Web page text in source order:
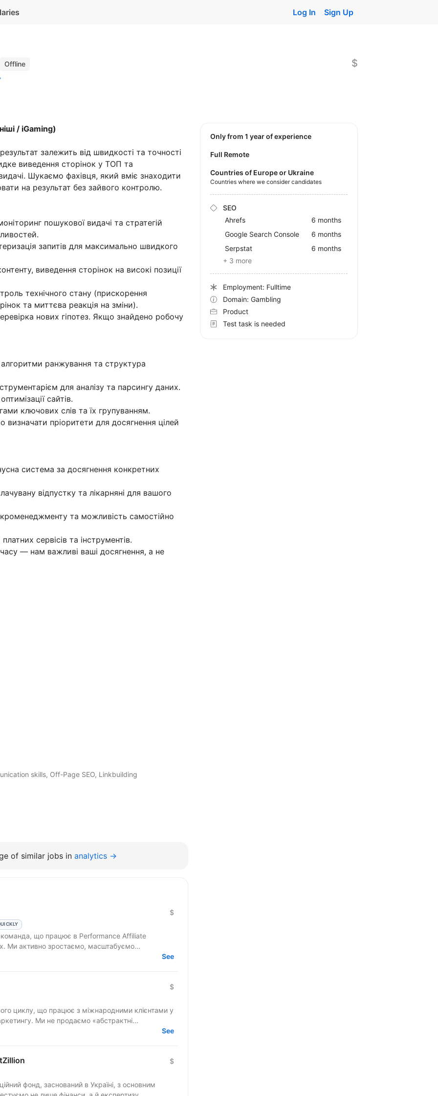
Log In Sign Up
Offline $
/ iGaming)
залежить від швидкості та точності
виведення сторінок у ТОП та
Шукаємо фахівця, який вміє знаходити
на результат без зайвого контролю.
пошукової видачі та стратегій
запитів для максимально швидкого
виведення сторінок на високі позиції
технічного стану (прискорення
та миттєва реакція на зміни).
нових гіпотез. Якщо знайдено робочу
ранжування та структура
для аналізу та парсингу даних.
сайтів.
ключових слів та їх групуванням.
визначати пріоритети для досягнення цілей
система за досягнення конкретних
відпустку та лікарняні для вашого
та можливість самостійно
сервісів та інструментів.
— нам важливі ваші досягнення, а не
skills, Off-Page SEO, Linkbuilding
Only from 1 year of experience
Full Remote
Countries of Europe or Ukraine
Countries where we consider candidates
SEO
Ahrefs
6 months
Google Search Console
6 months
Serpstat
6 months
+ 3 more
Employment: Fulltime
Domain: Gambling
Product
Test task is needed
of similar jobs in analytics →
$
що працює в Performance Affiliate
Ми активно зростаємо, масштабуємо...
See
$
циклу, що працює з міжнародними клієнтами у
Ми не продаємо «абстрактні...
See
$
фонд, заснований в Україні, з основним